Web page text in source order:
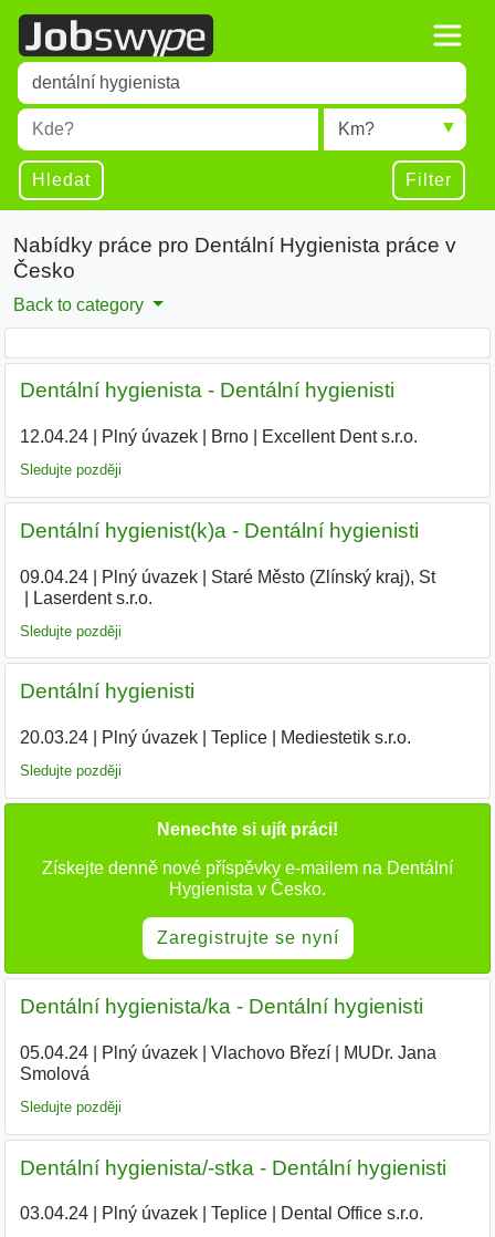
Title
Type 1 or more characters for results.
Místo
Type 1 or more characters for results.
Radius
Hledat Filter
Nabídky práce pro Dentální Hygienista práce v
Česko
Back to category
Dentální hygienista - Dentální hygienisti
12.04.24| Plný úvazek| Brno| Excellent Dent s.r.o.
Sledujte později
Dentální hygienist(k)a - Dentální hygienisti
09.04.24| Plný úvazek| Staré Město (Zlínský kraj), St|
Laserdent s.r.o.
Sledujte později
Dentální hygienisti
20.03.24| Plný úvazek| Teplice| Mediestetik s.r.o.
Sledujte později
Nenechte si ujít práci!
Získejte denně nové příspěvky e-mailem na Dentální
Hygienista v Česko.
Zaregistrujte se nyní
Dentální hygienista/ka - Dentální hygienisti
05.04.24| Plný úvazek| Vlachovo Březí|
MUDr. Jana
Smolová
Sledujte později
Dentální hygienista/-stka - Dentální hygienisti
03.04.24| Plný úvazek| Teplice| Dental Office s.r.o.